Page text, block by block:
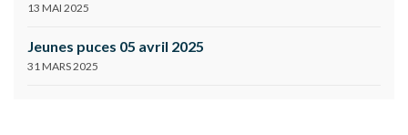
13 MAI 2025
Jeunes puces 05 avril 2025
31 MARS 2025